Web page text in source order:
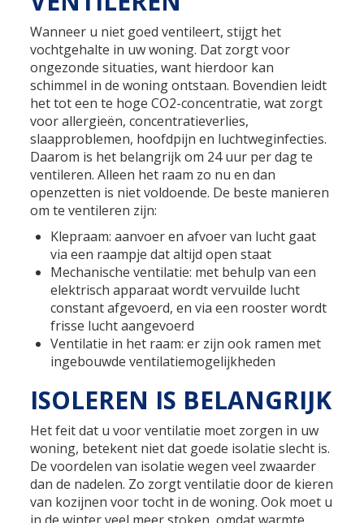
Wanneer u niet goed ventileert, stijgt het
vochtgehalte in uw woning. Dat zorgt voor
ongezonde situaties, want hierdoor kan
schimmel in de woning ontstaan. Bovendien leidt
het tot een te hoge CO2-concentratie, wat zorgt
voor allergieën, concentratieverlies,
slaapproblemen, hoofdpijn en luchtweginfecties.
Daarom is het belangrijk om 24 uur per dag te
ventileren. Alleen het raam zo nu en dan
openzetten is niet voldoende. De beste manieren
om te ventileren zijn:
Klepraam: aanvoer en afvoer van lucht gaat
via een raampje dat altijd open staat
Mechanische ventilatie: met behulp van een
elektrisch apparaat wordt vervuilde lucht
constant afgevoerd, en via een rooster wordt
frisse lucht aangevoerd
Ventilatie in het raam: er zijn ook ramen met
ingebouwde ventilatiemogelijkheden
ISOLEREN IS BELANGRIJK
Het feit dat u voor ventilatie moet zorgen in uw
woning, betekent niet dat goede isolatie slecht is.
De voordelen van isolatie wegen veel zwaarder
dan de nadelen. Zo zorgt ventilatie door de kieren
van kozijnen voor tocht in de woning. Ook moet u